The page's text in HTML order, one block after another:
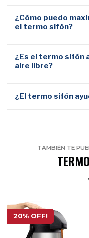
¿Cómo puedo
el termo sifón?
¿Es el termo sifón
aire libre?
¿El termo sifón
TAMBIÉN TE
20% OFF!